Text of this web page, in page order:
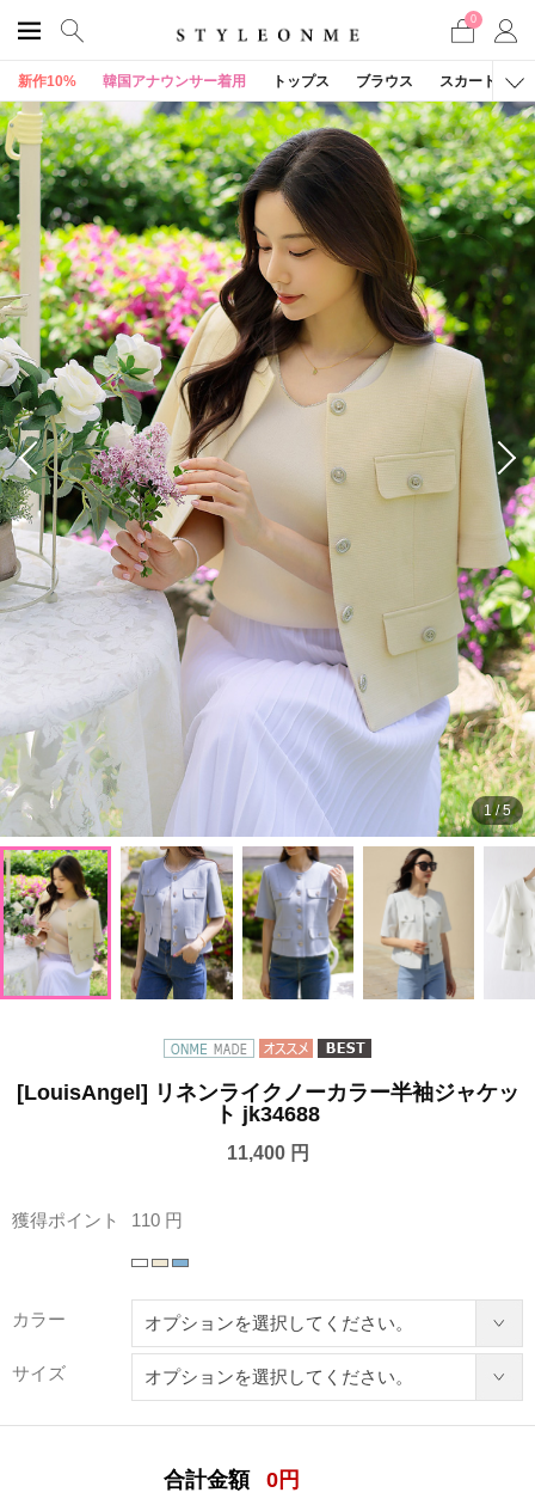
0
新作10% 韓国アナウンサー着用 トップス ブラウス スカート
1/5
[LouisAngel] リネンライクノーカラー半袖ジャケッ
ト jk34688
11,400 円
獲得ポイント 110 円
カラー
サイズ
合計金額 0 円